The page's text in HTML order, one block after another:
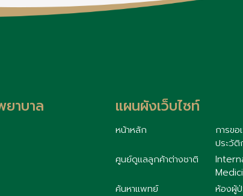
าบาล แผนผังเว็บไซท์
หน้าหลัก
การขอ
ประวัติ
ศูนย์ดูแลลูกค้าต่างชาติ
ค้นหาแพทย์
ห้องผู้